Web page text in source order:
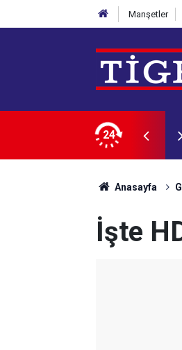
Manşetler
24
alım fiyatlarını belirledi
Anasayfa
İşte